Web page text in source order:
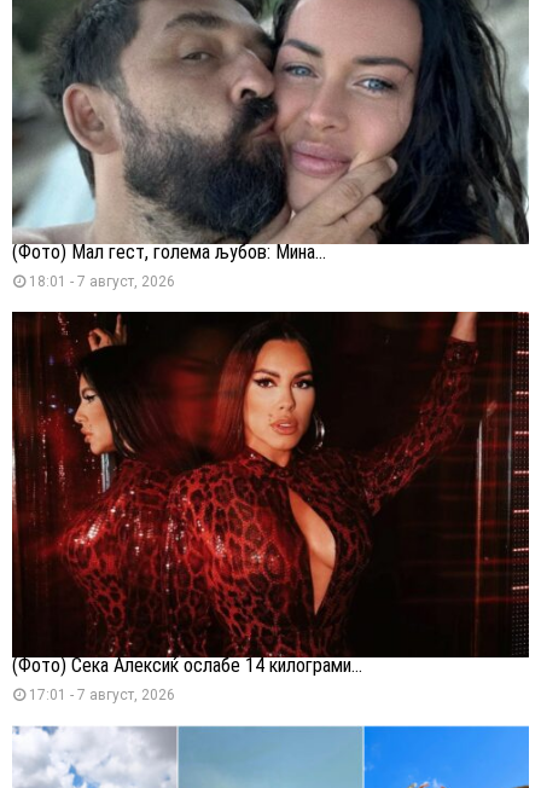
(Фото) Мал гест, голема љубов: Мина...
18:01 - 7 август, 2026
(Фото) Сека Алексиќ ослабе 14 килограми...
17:01 - 7 август, 2026